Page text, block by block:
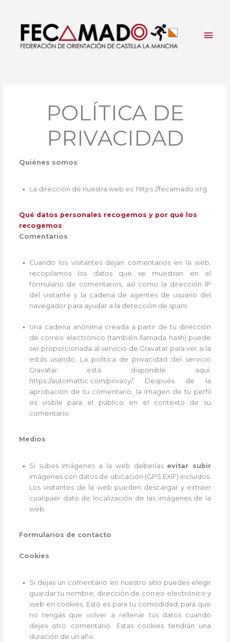
contenido
POLÍTICA DE
PRIVACIDAD
Quiénes somos
La dirección de nuestra web es: https://fecamado.org.
Qué datos personales recogemos y por qué los
recogemos
Comentarios
Cuando los visitantes dejan comentarios en la web,
recopilamos los datos que se muestran en el
formulario de comentarios, así como la dirección IP
del visitante y la cadena de agentes de usuario del
navegador para ayudar a la detección de spam.
Una cadena anónima creada a partir de tu dirección
de correo electrónico (también llamada hash) puede
ser proporcionada al servicio de Gravatar para ver si la
estás usando. La política de privacidad del servicio
Gravatar está disponible aquí:
https://automattic.com/privacy/. Después de la
aprobación de tu comentario, la imagen de tu perfil
es visible para el público en el contexto de su
comentario.
Medios
Si subes imágenes a la web deberías evitar subir
imágenes con datos de ubicación (GPS EXIF) incluidos.
Los visitantes de la web pueden descargar y extraer
cualquier dato de localización de las imágenes de la
web.
Formularios de contacto
Cookies
Si dejas un comentario en nuestro sitio puedes elegir
guardar tu nombre, dirección de correo electrónico y
web en cookies. Esto es para tu comodidad, para que
no tengas que volver a rellenar tus datos cuando
dejes otro comentario. Estas cookies tendrán una
duración de un año.